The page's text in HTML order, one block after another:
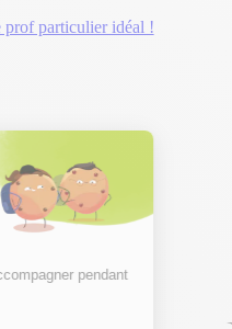
prof particulier idéal !